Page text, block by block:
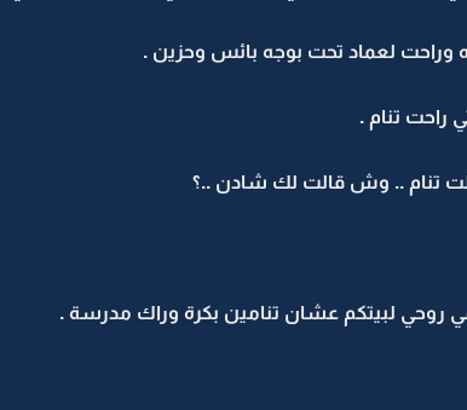
وراحت لعماد تحت بوجه بائس وحزين .
تنام .
تنام .. وش قالت لك شادن ..؟
روحي لبيتكم عشان تنامين بكرة وراك مدرسة .